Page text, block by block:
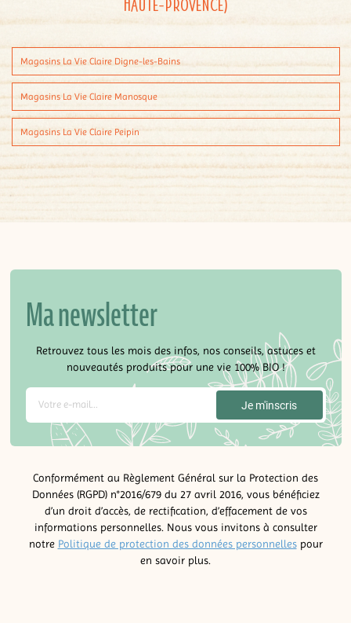
Haute-Provence)
Magasins La Vie Claire Digne-les-Bains
Magasins La Vie Claire Manosque
Magasins La Vie Claire Peipin
Ma newsletter
Retrouvez tous les mois des infos, nos conseils, astuces et
nouveautés produits pour une vie 100% BIO !
Conformément au Règlement Général sur la Protection des
Données (RGPD) n°2016/679 du 27 avril 2016, vous bénéficiez
d’un droit d’accès, de rectification, d’effacement de vos
informations personnelles. Nous vous invitons à consulter
notre Politique de protection des données personnellespour
en savoir plus.